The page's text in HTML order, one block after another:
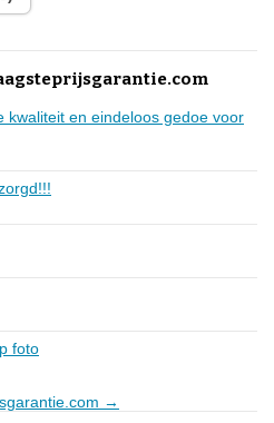
kwaliteit en eindeloos gedoe voor
foto
→